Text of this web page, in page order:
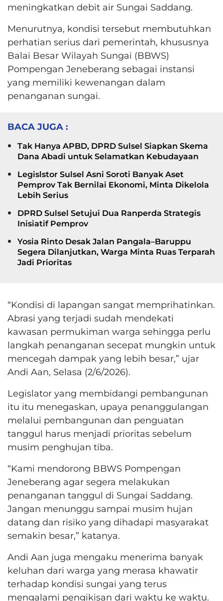
meningkatkan debit air Sungai Saddang.
Menurutnya, kondisi tersebut membutuhkan
perhatian serius dari pemerintah, khususnya
Balai Besar Wilayah Sungai (BBWS)
Pompengan Jeneberang sebagai instansi
yang memiliki kewenangan dalam
penanganan sungai.
BACA JUGA :
Tak Hanya APBD, DPRD Sulsel Siapkan Skema
Dana Abadi untuk Selamatkan Kebudayaan
Legislstor Sulsel Asni Soroti Banyak Aset
Pemprov Tak Bernilai Ekonomi, Minta Dikelola
Lebih Serius
DPRD Sulsel Setujui Dua Ranperda Strategis
Inisiatif Pemprov
Yosia Rinto Desak Jalan Pangala–Baruppu
Segera Dilanjutkan, Warga Minta Ruas Terparah
Jadi Prioritas
“Kondisi di lapangan sangat memprihatinkan.
Abrasi yang terjadi sudah mendekati
kawasan permukiman warga sehingga perlu
langkah penanganan secepat mungkin untuk
mencegah dampak yang lebih besar,” ujar
Andi Aan, Selasa (2/6/2026).
Legislator yang membidangi pembangunan
itu itu menegaskan, upaya penanggulangan
melalui pembangunan dan penguatan
tanggul harus menjadi prioritas sebelum
musim penghujan tiba.
“Kami mendorong BBWS Pompengan
Jeneberang agar segera melakukan
penanganan tanggul di Sungai Saddang.
Jangan menunggu sampai musim hujan
datang dan risiko yang dihadapi masyarakat
semakin besar,” katanya.
Andi Aan juga mengaku menerima banyak
keluhan dari warga yang merasa khawatir
terhadap kondisi sungai yang terus
mengalami pengikisan dari waktu ke waktu.